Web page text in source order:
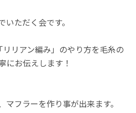
ただく会です。
リアン編み」のやり方を毛糸の
にお伝えします！
マフラーを作り事が出来ます。